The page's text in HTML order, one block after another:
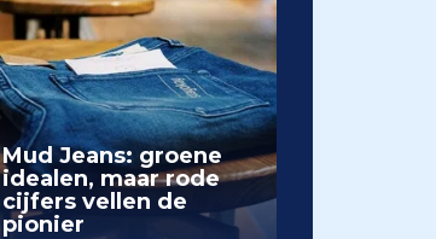
Mud Jeans: groene
idealen, maar rode
cijfers vellen de
pionier